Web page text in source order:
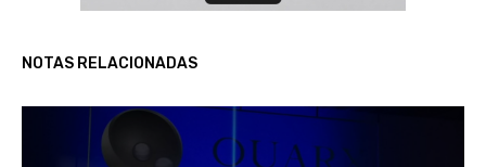
NOTAS RELACIONADAS